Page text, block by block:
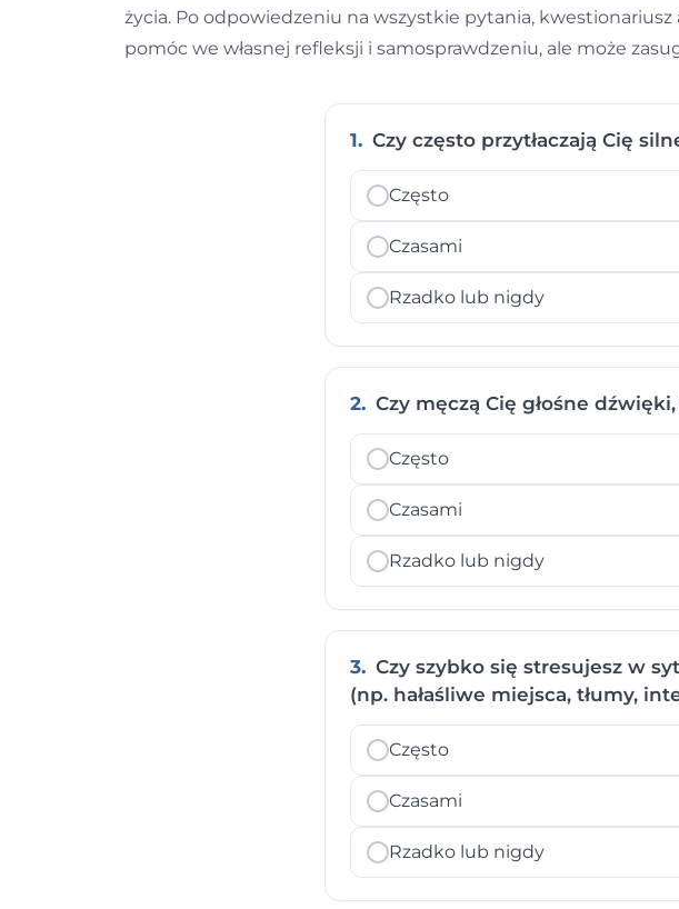
życia. Po odpowiedzeniu na wszystkie pytania,
pomóc we własnej refleksji i samosprawdzeniu, ale może
1. Czy często przytłaczają Cię
Często
Czasami
Rzadko lub nigdy
2. Czy męczą Cię głośne
Często
Czasami
Rzadko lub nigdy
3. Czy szybko się stresujesz w
(np. hałaśliwe miejsca, tłumy,
Często
Czasami
Rzadko lub nigdy